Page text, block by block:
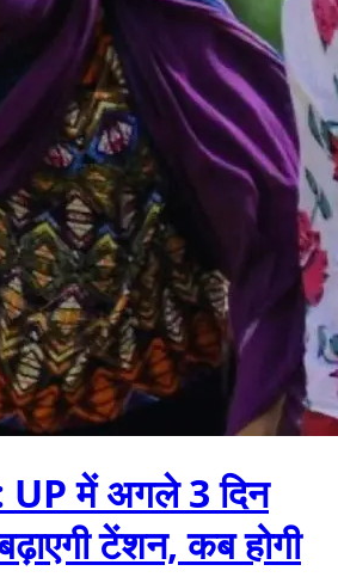
में अगले 3 दिन
टेंशन, कब होगी